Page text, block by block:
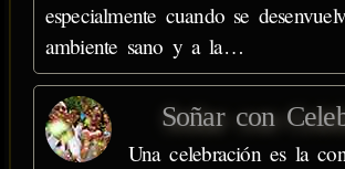
especialmente cuando se
ambiente sano y a la…
Soñar con
Una celebración es la